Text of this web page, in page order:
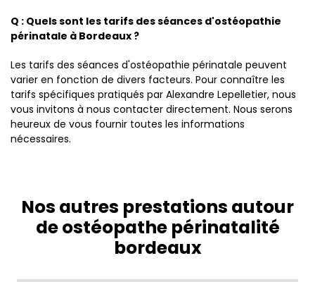
Q : Quels sont les tarifs des séances d'ostéopathie
périnatale à Bordeaux ?
Les tarifs des séances d'ostéopathie périnatale peuvent
varier en fonction de divers facteurs. Pour connaître les
tarifs spécifiques pratiqués par Alexandre Lepelletier, nous
vous invitons à nous contacter directement. Nous serons
heureux de vous fournir toutes les informations
nécessaires.
Nos autres prestations autour
de ostéopathe périnatalité
bordeaux